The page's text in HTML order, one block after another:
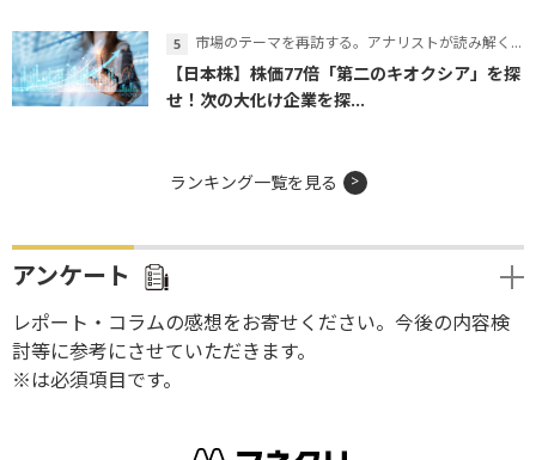
市場のテーマを再訪する。アナリストが読み解くテーマの本質
【日本株】株価77倍「第二のキオクシア」を探
せ！次の大化け企業を探...
ランキング一覧を見る
アンケート
レポート・コラムの感想をお寄せください。今後の内容検
討等に参考にさせていただきます。
※は必須項目です。